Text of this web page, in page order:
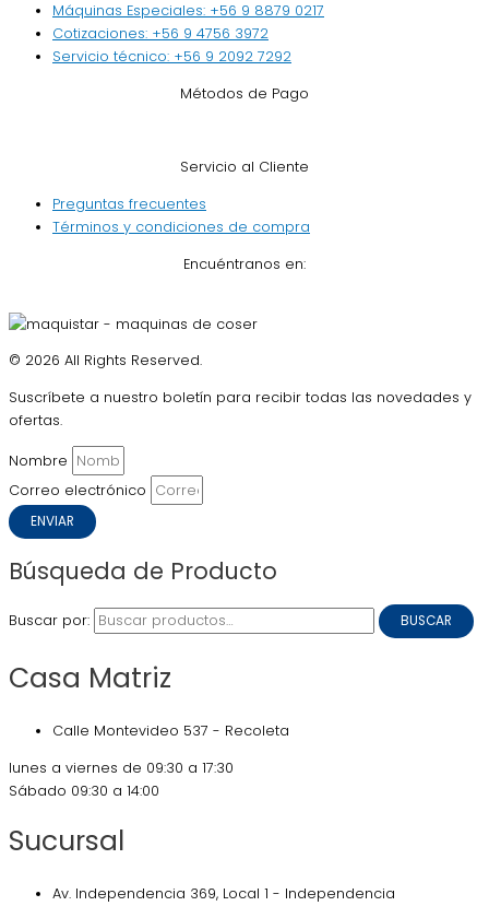
Máquinas Especiales: +56 9 8879 0217
Cotizaciones: +56 9 4756 3972
Servicio técnico: +56 9 2092 7292
Métodos de Pago
Servicio al Cliente
Preguntas frecuentes
Términos y condiciones de compra
Encuéntranos en:
© 2026 All Rights Reserved.
Suscríbete a nuestro boletín para recibir todas las novedades y
ofertas.
Nombre
Correo electrónico
ENVIAR
Búsqueda de Producto
Buscar por: BUSCAR
Casa Matriz
Calle Montevideo 537 - Recoleta
lunes a viernes de 09:30 a 17:30
Sábado 09:30 a 14:00
Sucursal
Av. Independencia 369, Local 1 - Independencia